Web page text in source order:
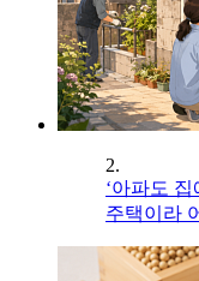
2.
‘아파도
주택이라